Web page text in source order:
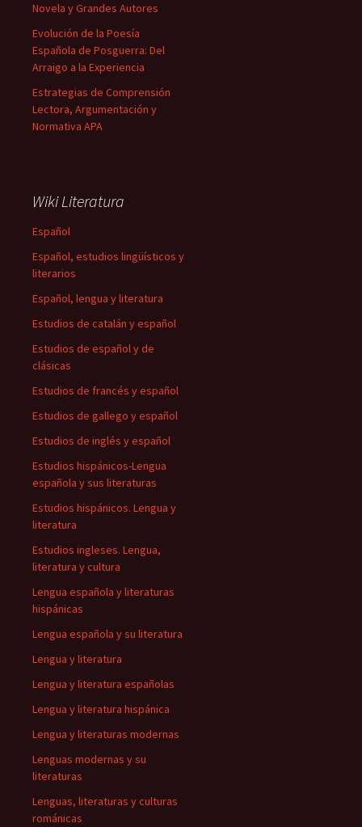
Novela y Grandes Autores
Evolución de la Poesía
Española de Posguerra: Del
Arraigo a la Experiencia
Estrategias de Comprensión
Lectora, Argumentación y
Normativa APA
Wiki Literatura
Español
Español, estudios lingüísticos y
literarios
Español, lengua y literatura
Estudios de catalán y español
Estudios de español y de
clásicas
Estudios de francés y español
Estudios de gallego y español
Estudios de inglés y español
Estudios hispánicos-Lengua
española y sus literaturas
Estudios hispánicos. Lengua y
literatura
Estudios ingleses. Lengua,
literatura y cultura
Lengua española y literaturas
hispánicas
Lengua española y su literatura
Lengua y literatura
Lengua y literatura españolas
Lengua y literatura hispánica
Lengua y literaturas modernas
Lenguas modernas y su
literaturas
Lenguas, literaturas y culturas
románicas